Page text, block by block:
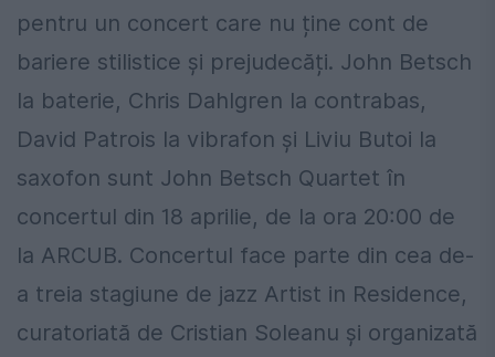
pentru un concert care nu ține cont de
bariere stilistice și prejudecăți. John Betsch
la baterie, Chris Dahlgren la contrabas,
David Patrois la vibrafon și Liviu Butoi la
saxofon sunt John Betsch Quartet în
concertul din 18 aprilie, de la ora 20:00 de
la ARCUB. Concertul face parte din cea de-
a treia stagiune de jazz Artist in Residence,
curatoriată de Cristian Soleanu și organizată